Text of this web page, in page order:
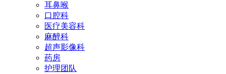
耳鼻喉
口腔科
医疗美容科
麻醉科
超声影像科
药房
护理团队